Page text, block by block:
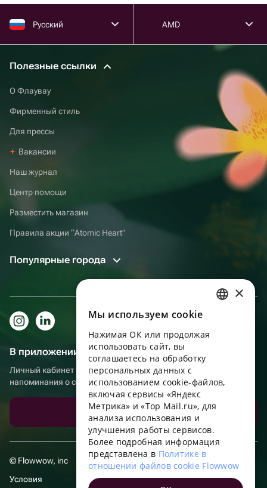
Русский AMD
Полезные ссылки
О Флаувау
Фирменный стиль
Для прессы
Вакансии
Наш журнал
Центр помощи
Разместить магазин
Правила акции “Atomic Heart”
Популярные города
В приложении еще удобнее!
Личный кабинет получателя, больше бонусов за покупки и
напоминания о событиях
Скачать приложение
© Flowwow, inc
Условия
ENGLISH
UKRAINIAN
PORTUGUESE
FRENCH
TURKISH
×
Мы используем сookie
Нажимая ОК или продолжая
использовать сайт, вы
соглашаетесь на обработку
персональных данных с
использованием cookie-файлов,
включая сервисы «Яндекс
Метрика» и «Top Mail.ru», для
анализа использования и
улучшения работы сервисов.
Более подробная информация
представлена в Политике в
отношении файлов cookie Flowwow